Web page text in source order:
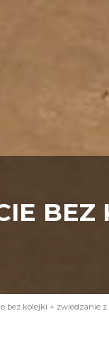
bez kolejki + zwiedzanie